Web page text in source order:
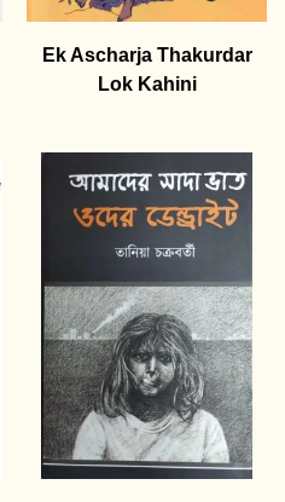
Ek Ascharja Thakurdar
Lok Kahini